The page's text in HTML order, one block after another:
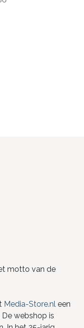
motto van de
Media-Store.nl een
webshop is